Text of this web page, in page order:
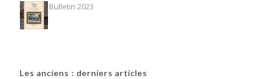
Bulletin 2023
Les anciens : derniers articles